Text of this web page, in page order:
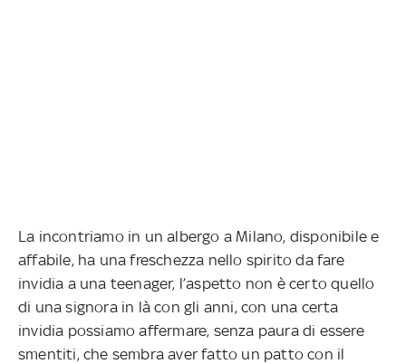
La incontriamo in un albergo a Milano, disponibile e
affabile, ha una freschezza nello spirito da fare
invidia a una teenager, l’aspetto non è certo quello
di una signora in là con gli anni, con una certa
invidia possiamo affermare, senza paura di essere
smentiti, che sembra aver fatto un patto con il